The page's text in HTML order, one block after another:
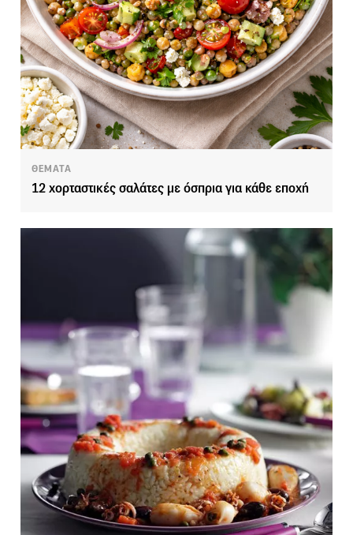
ΘΕΜΑΤΑ
12 χορταστικές σαλάτες με όσπρια για κάθε εποχή